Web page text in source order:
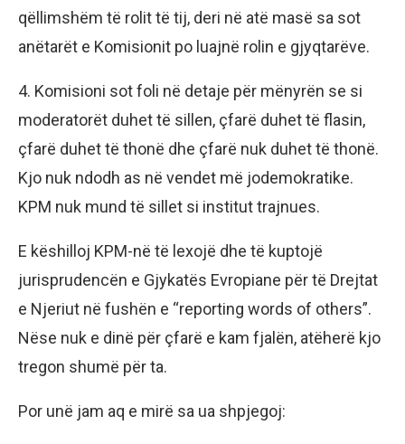
qëllimshëm të rolit të tij, deri në atë masë sa sot
anëtarët e Komisionit po luajnë rolin e gjyqtarëve.
4. Komisioni sot foli në detaje për mënyrën se si
moderatorët duhet të sillen, çfarë duhet të flasin,
çfarë duhet të thonë dhe çfarë nuk duhet të thonë.
Kjo nuk ndodh as në vendet më jodemokratike.
KPM nuk mund të sillet si institut trajnues.
E këshilloj KPM-në të lexojë dhe të kuptojë
jurisprudencën e Gjykatës Evropiane për të Drejtat
e Njeriut në fushën e “reporting words of others”.
Nëse nuk e dinë për çfarë e kam fjalën, atëherë kjo
tregon shumë për ta.
Por unë jam aq e mirë sa ua shpjegoj: